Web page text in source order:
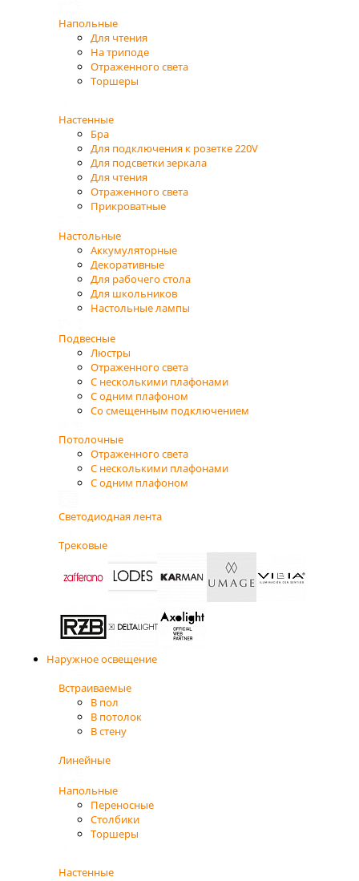
Напольные
Для чтения
На триподе
Отраженного света
Торшеры
Настенные
Бра
Для подключения к розетке 220V
Для подсветки зеркала
Для чтения
Отраженного света
Прикроватные
Настольные
Аккумуляторные
Декоративные
Для рабочего стола
Для школьников
Настольные лампы
Подвесные
Люстры
Отраженного света
С несколькими плафонами
С одним плафоном
Со смещенным подключением
Потолочные
Отраженного света
С несколькими плафонами
С одним плафоном
Светодиодная лента
Трековые
Наружное освещение
Встраиваемые
В пол
В потолок
В стену
Линейные
Напольные
Переносные
Столбики
Торшеры
Настенные